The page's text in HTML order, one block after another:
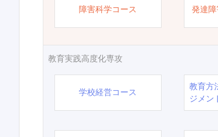
障害科学コース 発達
教育実践高度化専攻
学校経営コース
教育方
ジメン